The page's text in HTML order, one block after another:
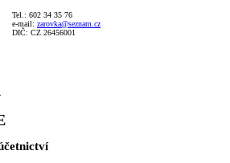
Tel.: 602 34 35 76
e-mail: zarovka@seznam.cz
DIČ: CZ 26456001